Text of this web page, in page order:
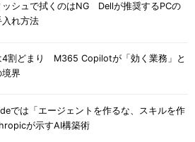
ッシュで拭くのはNG Dellが推奨するPCの
れ方法
4割どまり M365 Copilotが「効く業務」と
界
では「エージェントを作るな、スキルを作
が示すAI構築術